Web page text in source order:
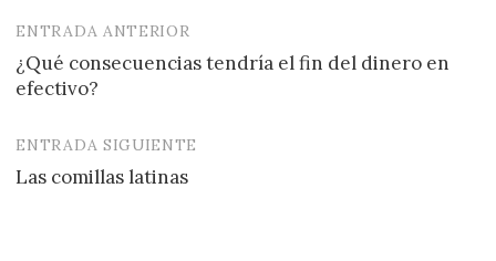
Navegación
de
ENTRADA ANTERIOR
¿Qué consecuencias tendría el fin del dinero en
efectivo?
ENTRADA SIGUIENTE
Las comillas latinas